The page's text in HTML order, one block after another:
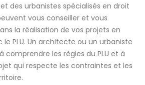
des urbanistes spécialisés en droit
vous conseiller et vous
la réalisation de vos projets en
PLU. Un architecte ou un urbaniste
comprendre les règles du PLU et à
qui respecte les contraintes et les